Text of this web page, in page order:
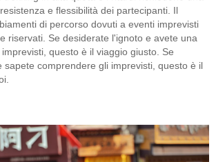
e flessibilità dei partecipanti. Il
di percorso dovuti a eventi imprevisti
riservati. Se desiderate l'ignoto e avete una
questo è il viaggio giusto. Se
sapete comprendere gli imprevisti, questo è il